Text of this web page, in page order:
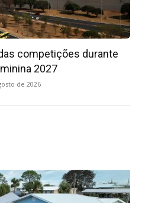
competições durante
2027
de 2026